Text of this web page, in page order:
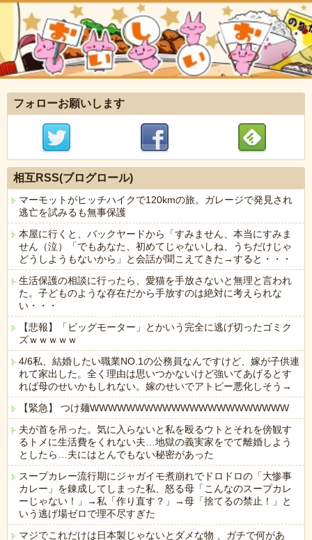
フォローお願いします
相互RSS(ブログロール)
マーモットがヒッチハイクで120kmの旅。ガレージで発見され
逃亡を試みるも無事保護
本屋に行くと、バックヤードから「すみません、本当にすみま
せん（泣）「でもあなた、初めてじゃないしね、うちだけじゃ
どうしようもないから」と会話が聞こえてきた→すると・・・
生活保護の相談に行ったら、愛猫を手放さないと無理と言われ
た。子どものような存在だから手放すのは絶対に考えられな
い・・・
【悲報】「ビッグモーター」とかいう完全に逃げ切ったゴミク
ズｗｗｗｗｗ
4/6私、結婚したい職業NO.1の公務員なんですけど、嫁が子供連
れて家出した。全く理由は思いつかないけど強いてあげるとす
れば母のせいかもしれない。嫁のせいでアトピー悪化しそう→
【緊急】 つけ麺WWWWWWWWWWWWWWWWWWWWWW
夫が首を吊った。気に入らないと私を殴るウトとそれを傍観す
るトメに生活費をくれない夫…地獄の義実家をでて離婚しよう
としたら…夫にはとんでもない秘密があった
スープカレー流行期にジャガイモ煮崩れでドロドロの「大惨事
カレー」を錬成してしまった私、怒る母「こんなのスープカレ
ーじゃない！」→私「作り直す？」→母「捨てるの禁止！」と
いう逃げ場ゼロで理不尽すぎた
マジでこれだけは日本製じゃないとダメな物 、ガチで何があ